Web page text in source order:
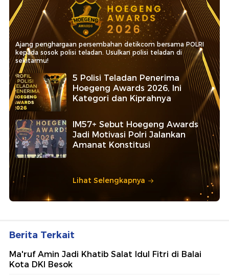
Ajang penghargaan persembahan detikcom bersama POLRI
kepada sosok polisi teladan. Usulkan polisi teladan di
sekitarmu!
5 Polisi Teladan Penerima
Hoegeng Awards 2026, Ini
Kategori dan Kiprahnya
IM57+ Sebut Hoegeng Awards
Jadi Motivasi Polri Jalankan
Amanat Konstitusi
Lihat Selengkapnya
Berita Terkait
Ma'ruf Amin Jadi Khatib Salat Idul Fitri di Balai
Kota DKI Besok